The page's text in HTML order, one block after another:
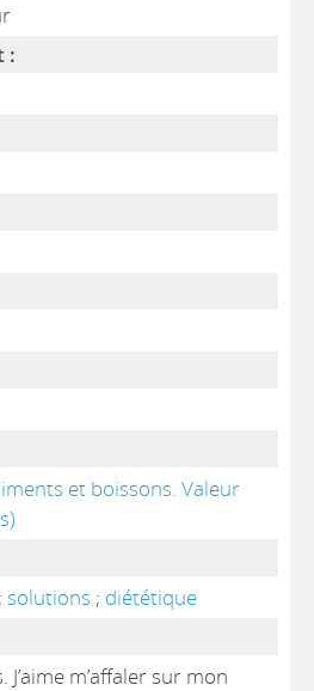
:
et boissons. Valeur
;solutions ; diététique
J’aime m’affaler sur mon